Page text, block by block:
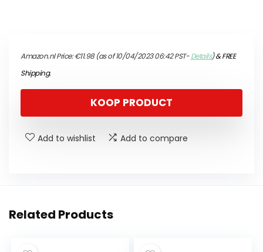
Amazon.nl Price:€11.98(as of 10/04/2023 06:42 PST-Details)&FREE
Shipping.
KOOP PRODUCT
Add to wishlist Add to compare
Related Products